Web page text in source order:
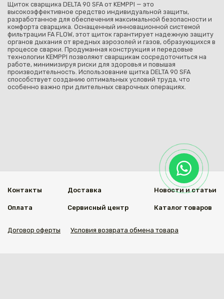
Щиток сварщика DELTA 90 SFA от KEMPPI — это
высокоэффективное средство индивидуальной защиты,
разработанное для обеспечения максимальной безопасности и
комфорта сварщика. Оснащенный инновационной системой
фильтрации FA FLOW, этот щиток гарантирует надежную защиту
органов дыхания от вредных аэрозолей и газов, образующихся в
процессе сварки. Продуманная конструкция и передовые
технологии KEMPPI позволяют сварщикам сосредоточиться на
работе, минимизируя риски для здоровья и повышая
производительность. Использование щитка DELTA 90 SFA
способствует созданию оптимальных условий труда, что
особенно важно при длительных сварочных операциях.
Контакты
Оплата
Доставка
Сервисный центр
Новости и статьи
Каталог товаров
Договор оферты Условия возврата обмена товара